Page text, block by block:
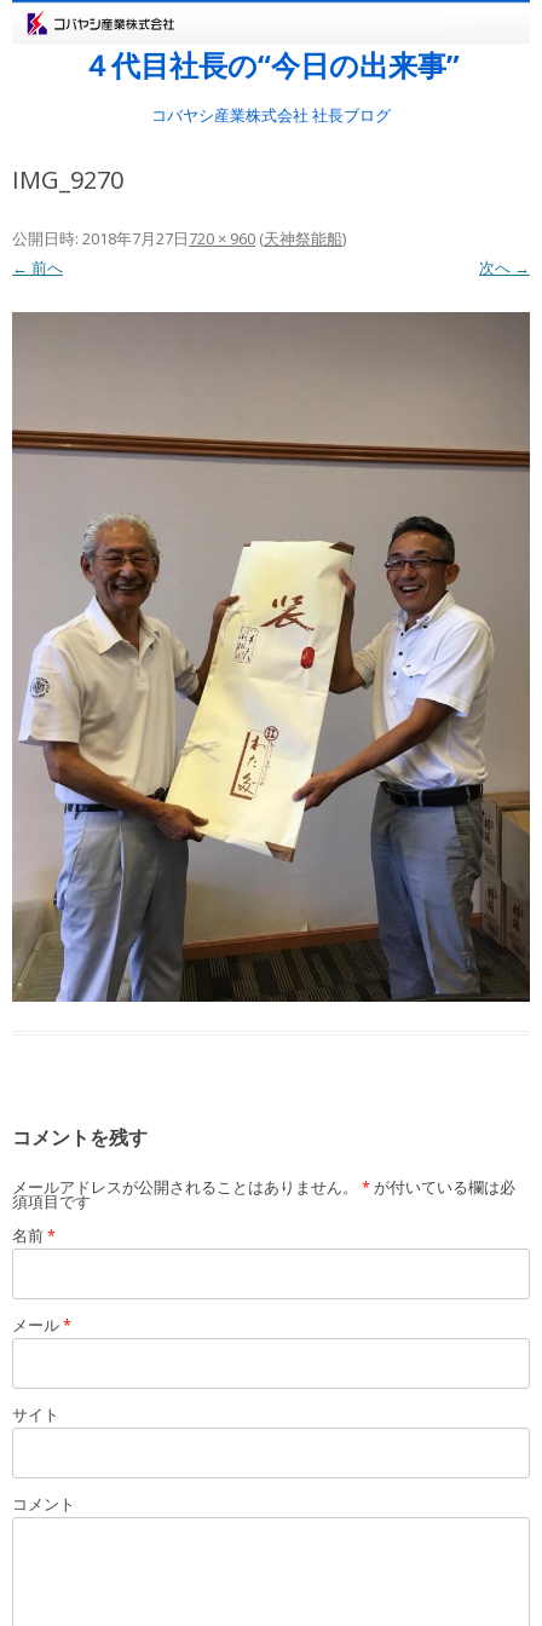
４代目社長の“今日の出来事”
コバヤシ産業株式会社 社長ブログ
IMG_9270
公開日時: 2018年7月27日720 × 960 (天神祭能船)
← 前へ 次へ →
コメントを残す
メールアドレスが公開されることはありません。 *が付いている欄は必
須項目です
名前*
メール*
サイト
コメント